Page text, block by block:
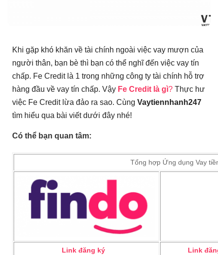
Khi gặp khó khăn về tài chính ngoài việc vay mượn của
người thân, bạn bè thì bạn có thể nghĩ đến việc vay tín
chấp. Fe Credit là 1 trong những công ty tài chính hỗ trợ
hàng đầu về vay tín chấp. Vậy Fe Credit là gì? Thực hư
việc Fe Credit lừa đảo ra sao. Cùng Vaytiennhanh247
tìm hiểu qua bài viết dưới đây nhé!
Có thể bạn quan tâm:
Tổng hợp Ứng dụng Vay
Link đăng ký Link